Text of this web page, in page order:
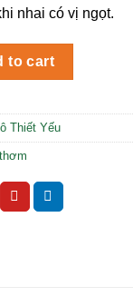
nhai có vị ngọt.
5kg quantity
to cart
Thiết Yếu